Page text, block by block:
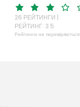
26 РЕЙТИНГИ |
РЕЙТИНГ: 3.5
Рейтинги не перевіряються